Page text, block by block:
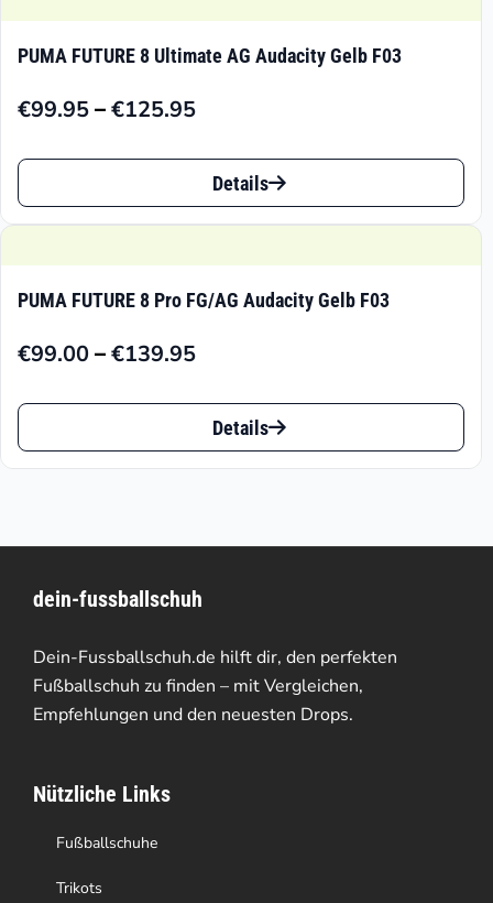
PUMA FUTURE 8 Ultimate AG Audacity Gelb F03
€99.95–€125.95
Preisspanne:
€99.95
€125.95
Dieses
Produkt
auf.
Die
Optionen
können
Produktseite
werden
Details
PUMA FUTURE 8 Pro FG/AG Audacity Gelb F03
€99.00–€139.95
Preisspanne:
€99.00
€139.95
Dieses
Produkt
auf.
Die
Optionen
können
der
Produktseite
gewählt
Details
dein-fussballschuh
Dein-Fussballschuh.de hilft dir, den perfekten
Fußballschuh zu finden – mit Vergleichen,
Empfehlungen und den neuesten Drops.
Nützliche Links
Fußballschuhe
Trikots